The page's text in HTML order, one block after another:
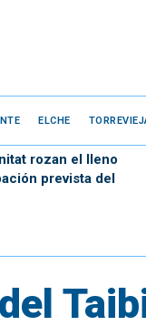
ELCHE
rozan el lleno
prevista del